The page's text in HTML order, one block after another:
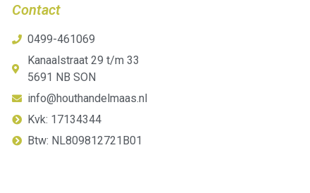
Contact
0499-461069
Kanaalstraat 29 t/m 33
5691 NB SON
info@houthandelmaas.nl
Kvk: 17134344
Btw: NL809812721B01